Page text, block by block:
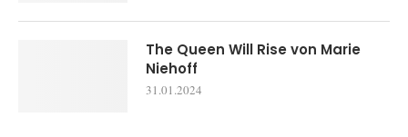
The Queen Will Rise von Marie
Niehoff
31.01.2024